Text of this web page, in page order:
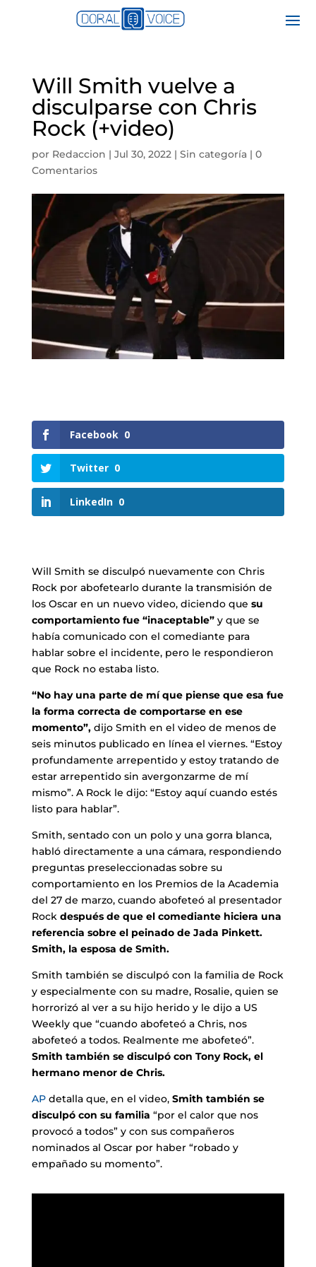
Will Smith vuelve a
disculparse con Chris
Rock (+video)
por Redaccion | Jul 30, 2022| Sin categoría| 0
Comentarios
Facebook 0
Twitter 0
LinkedIn 0
Will Smith se disculpó nuevamente con Chris
Rock por abofetearlo durante la transmisión de
los Oscar en un nuevo video, diciendo que su
comportamiento fue “inaceptable”y que se
había comunicado con el comediante para
hablar sobre el incidente, pero le respondieron
que Rock no estaba listo.
“No hay una parte de mí que piense que esa fue
la forma correcta de comportarse en ese
momento”,dijo Smith en el video de menos de
seis minutos publicado en línea el viernes. “Estoy
profundamente arrepentido y estoy tratando de
estar arrepentido sin avergonzarme de mí
mismo”. A Rock le dijo: “Estoy aquí cuando estés
listo para hablar”.
Smith, sentado con un polo y una gorra blanca,
habló directamente a una cámara, respondiendo
preguntas preseleccionadas sobre su
comportamiento en los Premios de la Academia
del 27 de marzo, cuando abofeteó al presentador
Rock después de que el comediante hiciera una
referencia sobre el peinado de Jada Pinkett.
Smith, la esposa de Smith.
Smith también se disculpó con la familia de Rock
y especialmente con su madre, Rosalie, quien se
horrorizó al ver a su hijo herido y le dijo a US
Weekly que “cuando abofeteó a Chris, nos
abofeteó a todos. Realmente me abofeteó”.
Smith también se disculpó con Tony Rock, el
hermano menor de Chris.
APdetalla que, en el video, Smith también se
disculpó con su familia “por el calor que nos
provocó a todos” y con sus compañeros
nominados al Oscar por haber “robado y
empañado su momento”.